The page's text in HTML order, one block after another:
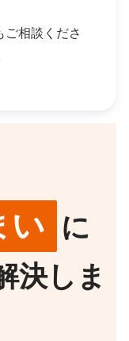
ご相談くださ
い に
決しま